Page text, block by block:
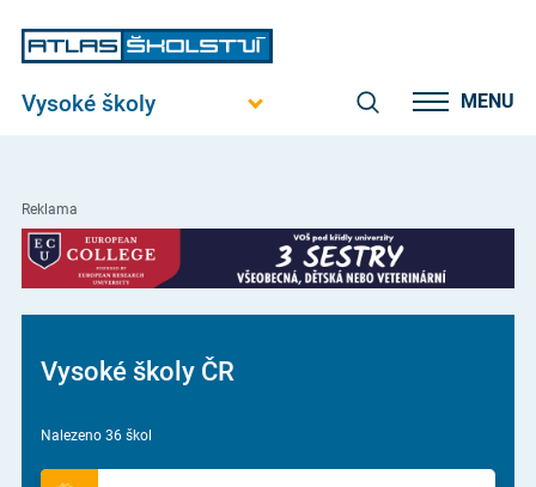
Vysoké školy MENU
Reklama
Vysoké školy ČR
Nalezeno 36 škol